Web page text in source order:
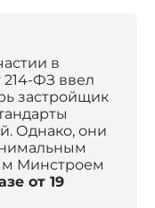
в
ФЗ ввел
застройщик
Однако, они
Минстроем
от 19